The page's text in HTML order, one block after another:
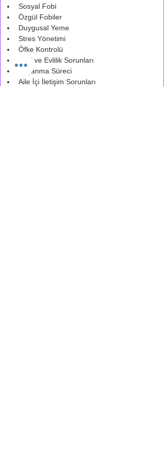
Sosyal Fobi
Özgül Fobiler
Duygusal Yeme
Stres Yönetimi
Öfke Kontrolü
İlişki ve Evlilik Sorunları
Boşanma Süreci
Aile İçi İletişim Sorunları